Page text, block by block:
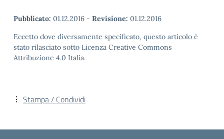
Pubblicato: 01.12.2016 - Revisione: 01.12.2016
Eccetto dove diversamente specificato, questo articolo è
stato rilasciato sotto Licenza Creative Commons
Attribuzione 4.0 Italia.
Stampa / Condividi